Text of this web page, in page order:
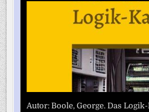
Autor: Boole, George. Das